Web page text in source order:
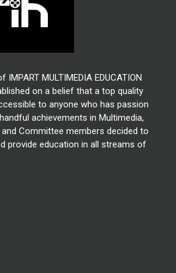
MULTIMEDIA EDUCATION
on a belief that a top quality
to anyone who has passion
achievements in Multimedia,
Committee members decided to
provide education in all streams of